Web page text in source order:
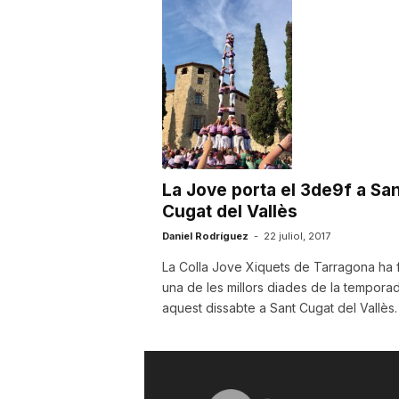
t
a
t
e
La Jove porta el 3de9f a
Cugat del Vallès
Daniel Rodríguez - 22 juliol, 2017
La Colla Jove Xiquets de Tarragona ha
una de les millors diades de la
aquest dissabte a Sant Cugat del Vallès.